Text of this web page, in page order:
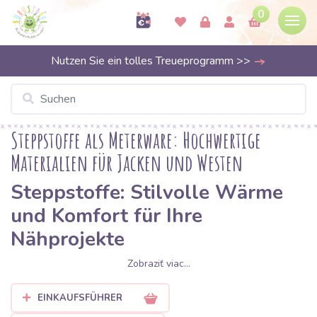
0
Nutzen Sie ein tolles Treueprogramm >>
Steppstoffe als Meterware: Hochwertige
Materialien für Jacken und Westen
Steppstoffe: Stilvolle Wärme
und Komfort für Ihre
Nähprojekte
stylische Weste oder wärmende Wohnaccessoires?
sind die perfekte Wahl, da sie Ästhetik und Funktionalität
Zobraziť viac...
EINKAUFSFÜHRER